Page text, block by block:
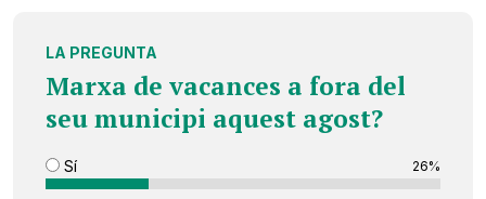
LA PREGUNTA
Marxa de vacances a fora del
seu municipi aquest agost?
Sí 26%